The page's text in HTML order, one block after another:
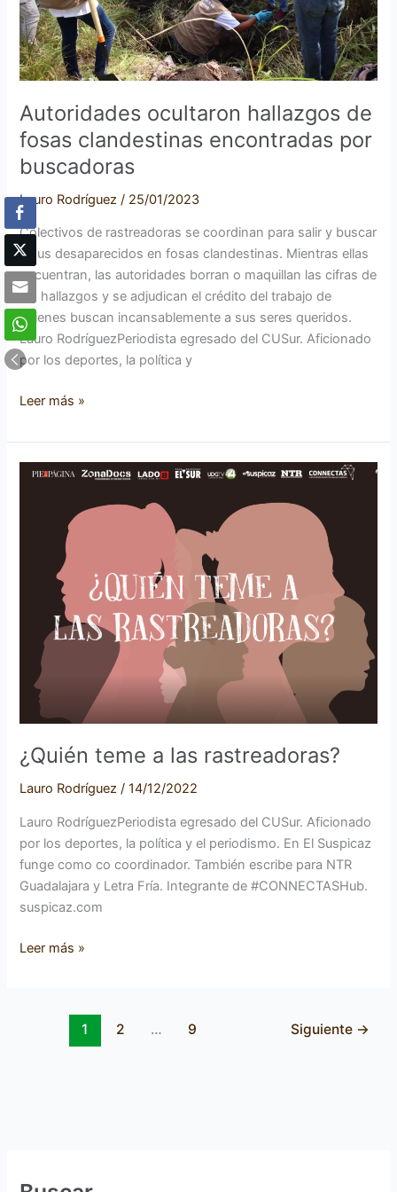
Autoridades ocultaron hallazgos de
fosas clandestinas encontradas por
buscadoras
Lauro Rodríguez/ 25/01/2023
Colectivos de rastreadoras se coordinan para salir y buscar
a sus desaparecidos en fosas clandestinas. Mientras ellas
encuentran, las autoridades borran o maquillan las cifras de
los hallazgos y se adjudican el crédito del trabajo de
quienes buscan incansablemente a sus seres queridos.
Lauro RodríguezPeriodista egresado del CUSur. Aficionado
por los deportes, la política y
buscadoras
Leer más »
¿Quién teme a las rastreadoras?
Lauro Rodríguez/14/12/2022
Lauro RodríguezPeriodista egresado del CUSur. Aficionado
por los deportes, la política y el periodismo. En El Suspicaz
funge como co coordinador. También escribe para NTR
Guadalajara y Letra Fría. Integrante de #CONNECTASHub.
suspicaz.com
¿Quién
rastreadoras?
Leer más »
1 2 … 9 Siguiente →